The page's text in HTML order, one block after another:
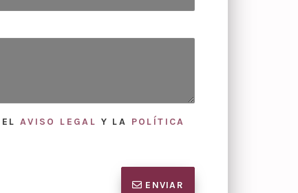
AVISO LEGAL Y LA POLÍTICA
ENVIAR